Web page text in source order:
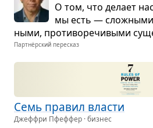
О том, что делает
мы есть —
ными, про­ти­во­ре­чи­выми
Партнёрский пересказ
Семь пра­вил вла­сти
Джеффри Пфеффер · бизнес